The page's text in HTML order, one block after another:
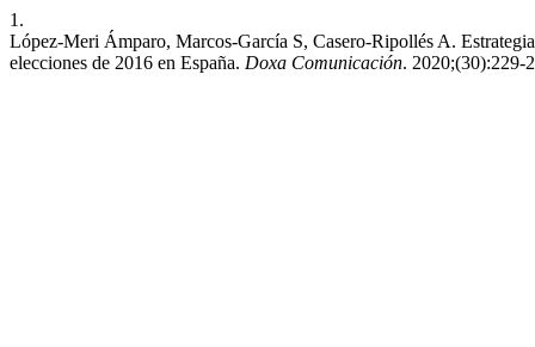
1.
López-Meri Ámparo, Marcos-García S, Casero-Ripollés A.
elecciones de 2016 en España. Doxa Comunicación. 2020;(30):229-